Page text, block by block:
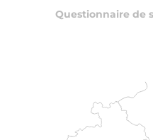
Questionnaire de